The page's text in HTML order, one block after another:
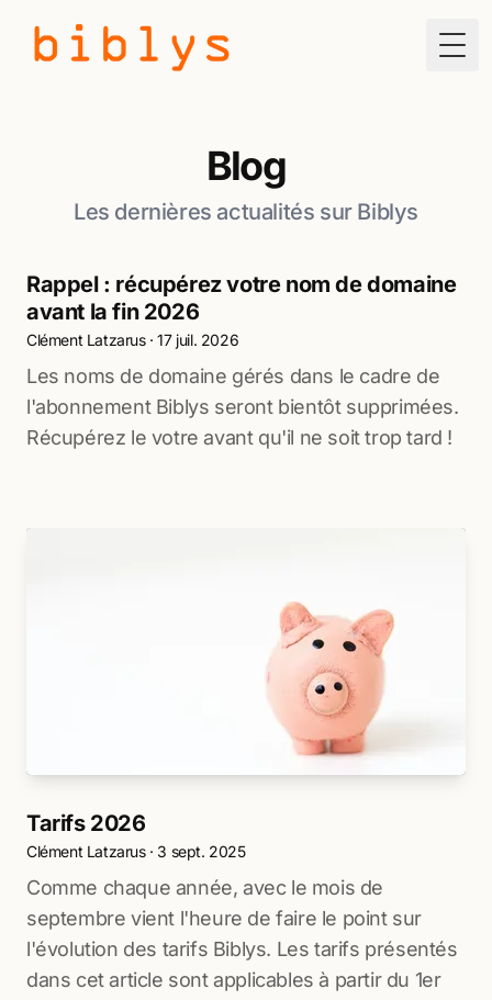
Blog
Les dernières actualités sur Biblys
Rappel : récupérez votre nom de domaine
avant la fin 2026
Clément Latzarus·17 juil. 2026
Les noms de domaine gérés dans le cadre de
l'abonnement Biblys seront bientôt supprimées.
Récupérez le votre avant qu'il ne soit trop tard !
Tarifs 2026
Clément Latzarus· 3 sept. 2025
Comme chaque année, avec le mois de
septembre vient l'heure de faire le point sur
l'évolution des tarifs Biblys. Les tarifs présentés
dans cet article sont applicables à partir du 1er